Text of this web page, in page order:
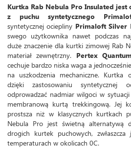
Kurtka Rab Nebula Pro Insulated
z puchu syntetycznego
syntetycznej ociepliny Primaloft Silver
swego użytkownika nawet podczas
duże znaczenie dla kurtki zimowej Rab
materiał zewnętrzny. Pertex
cechuje bardzo niska waga a
na uszkodzenia mechaniczne. Kurtka
dzięki zastosowaniu syntetycznej
odprowadzać nadmiar wilgoci w
membranową kurtą trekkingową. Jej
prostsza niż w klasycznych kurtkach
Nebula Pro jest świetną alternatywą
drogich kurtek puchowych,
temperaturach w okolicach 0C.